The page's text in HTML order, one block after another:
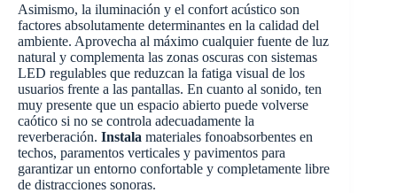
Asimismo, la iluminación y el confort acústico son
factores absolutamente determinantes en la calidad del
ambiente. Aprovecha al máximo cualquier fuente de luz
natural y complementa las zonas oscuras con sistemas
LED regulables que reduzcan la fatiga visual de los
usuarios frente a las pantallas. En cuanto al sonido, ten
muy presente que un espacio abierto puede volverse
caótico si no se controla adecuadamente la
reverberación. Instala materiales fonoabsorbentes en
techos, paramentos verticales y pavimentos para
garantizar un entorno confortable y completamente libre
de distracciones sonoras.